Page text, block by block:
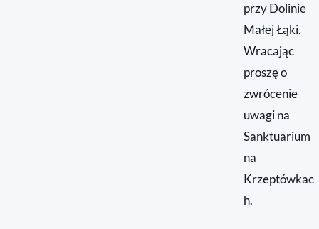
przy Dolinie
Małej Łąki.
Wracając
proszę o
zwrócenie
uwagi na
Sanktuarium
na
Krzeptówkac
h.